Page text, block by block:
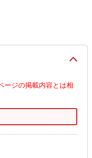
ージの掲載内容とは相